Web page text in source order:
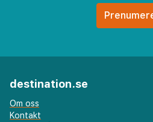
destination.se
Om oss
Kontakt